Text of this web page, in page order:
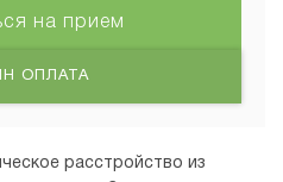
на прием
ОПЛАТА
расстройство из